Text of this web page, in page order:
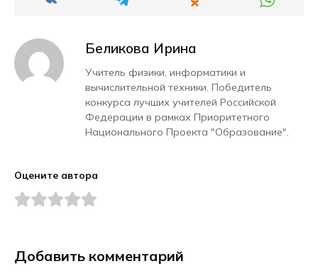
Беликова Ирина
Учитель физики, информатики и
вычислительной техники. Победитель
конкурса лучших учителей Российской
Федерации в рамках Приоритетного
Национального Проекта "Образование".
Оцените автора
Добавить комментарий